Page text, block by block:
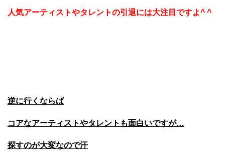
人気アーティストやタレントの引退には大注目ですよ^ ^
逆に行くならば
コアなアーティストやタレントも面白いですが…
探すのが大変なので汗